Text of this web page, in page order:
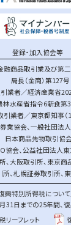
登録・加入協会等
融商品取引業及び第
局長（金商）第127号
業者／経済産業省
林水産省指令6新食第
引業者／東京都知事（
業協会、一般社団法
日本商品先物取引協
協会、公益社団法人
、大阪取引所、 東京商
所、札幌証券取引所、
興特別所得税につい
日までの25年間、
リーフレット